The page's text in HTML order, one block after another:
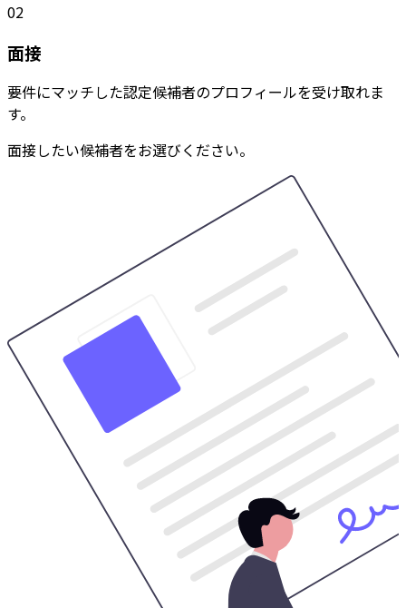
02
面接
要件にマッチした認定候補者のプロフィールを受け取れま
す。
面接したい候補者をお選びください。